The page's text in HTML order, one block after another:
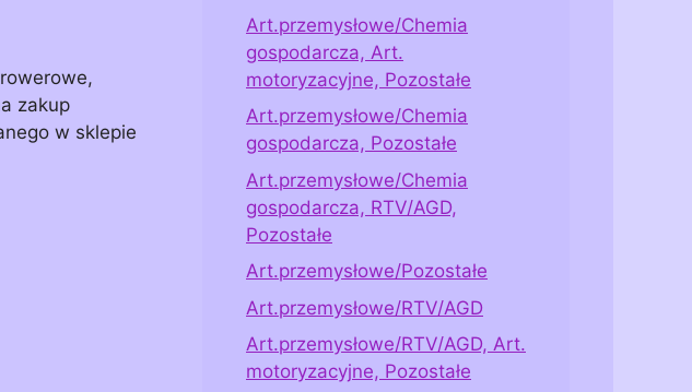
zakup
w sklepie
Art.przemysłowe/Chemia
gospodarcza, Art.
motoryzacyjne, Pozostałe
Art.przemysłowe/Chemia
gospodarcza, Pozostałe
Art.przemysłowe/Chemia
gospodarcza, RTV/AGD,
Pozostałe
Art.przemysłowe/Pozostałe
Art.przemysłowe/RTV/AGD
Art.przemysłowe/RTV/AGD, Art.
motoryzacyjne, Pozostałe